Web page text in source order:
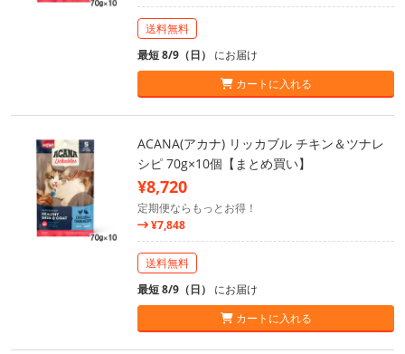
送料無料
最短 8/9（日） にお届け
カートに入れる
ACANA(アカナ) リッカブル チキン＆ツナレ
シピ 70g×10個【まとめ買い】
¥8,720
定期便ならもっとお得！
¥7,848
送料無料
最短 8/9（日） にお届け
カートに入れる